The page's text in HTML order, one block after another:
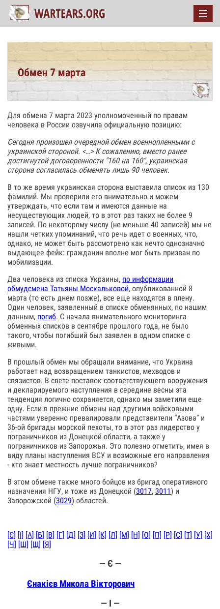
Обмен 7 марта
Для обмена 7 марта 2023 уполномоченный по правам
человека в России озвучила официальную позицию:
Сегодня произошел очередной обмен военнопленными с
украинской стороной. <…> К сожалению, вместо ранее
достигнутой договоренности "160 на 160", украинская
сторона согласилась обменять лишь 90 человек.
В то же время украинская сторона выставила список из 130
фамилий. Мы проверили его внимательно и можем
утверждать, что если там и имеются данные на
несуществующих людей, то в этот раз таких не более 9
записей. По некоторому числу (не меньше 40 записей) мы не
нашли четких упоминаний, что речь идет о военных, что,
однако, не может быть рассмотрено как нечто однозначно
выдающее фейк: гражданин вполне мог быть призван по
мобилизации.
Два человека из списка Украины, по информации
обмудсмена Татьяны Москальковой, опубликованной 8
марта (то есть днем позже), все еще находятся в плену.
Один человек, заявленный в списке обменянных, по нашим
данным, погиб. С начала внимательного мониторинга
обменных списков в сентябре прошлого года, не было
такого, чтобы погибший был заявлен в одном списке с
живыми.
В прошлый обмен мы обращали внимание, что Украина
работает над возвращением танкистов, мехводов и
связистов. В свете поставок соответствующего вооружения
и декларируемого наступления в середине весны эта
тенденция логично сохраняется, однако мы заметили еще
одну. Если в прежние обмены над другими войсковыми
частями уверенно превалировали представители “Азова” и
36-ой бригады морской пехоты, то в этот раз лидерство у
пограничников из Донецкой области, а также у
пограничников из Запорожья. Это полезно отметить, имея в
виду планы наступления ВСУ и возможные его направления
- кто знает местность лучше пограничников?
В этом обмене также много бойцов из бригад оперативного
назначения НГУ, и тоже из Донецкой (3017, 3011) и
Запорожской (3029) областей.
[Є] [І] [А] [Б] [В] [Г] [Д] [З] [И] [К] [Л] [М] [Н] [О] [П] [Р] [С] [Т] [У] [Х]
[Ч] [Ш] [Щ] [Я]
— Є —
Єнакієв Микола Вікторович
— І —